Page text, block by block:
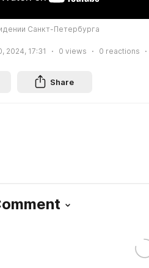
Санкт-Петербурга
2024, 17:31 0 views 0 reactions
Share